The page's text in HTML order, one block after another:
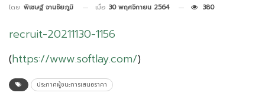
โดย พิเชษฐ์ จานชัยภูมิ เมื่อ 30 พฤศจิกายน 2564 380
recruit-20211130-1156
(https://www.softlay.com/)
ประกาศผู้ชนะการเสนอราคา